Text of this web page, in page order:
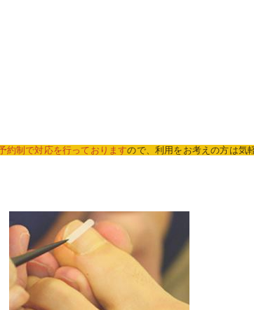
約制で対応を行っております